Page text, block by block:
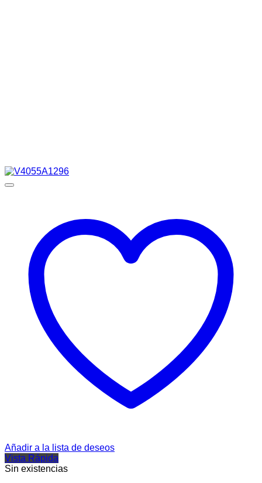
Añadir a la lista de deseos
Vista Rápida
Sin existencias